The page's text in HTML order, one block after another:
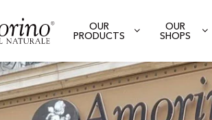
OUR
PRODUCTS
OUR
SHOPS